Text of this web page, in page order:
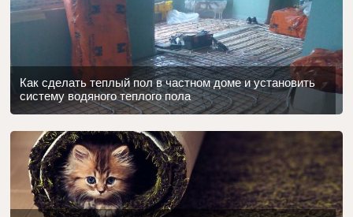
Как сделать теплый пол в частном доме и установить
систему водяного теплого пола